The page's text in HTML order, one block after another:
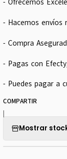
- Hacemos envíos
- Compra
- Pagas con
- Puedes pagar a
COMPARTIR
|
Mostrar